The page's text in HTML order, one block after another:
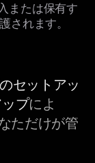
または保有す
されます。
セットアッ
プによ
ただけが管